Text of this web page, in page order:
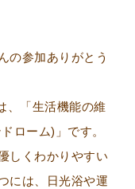
の参加ありがとう
、「生活機能の維
ローム)」です。
しくわかりやすい
には、日光浴や運